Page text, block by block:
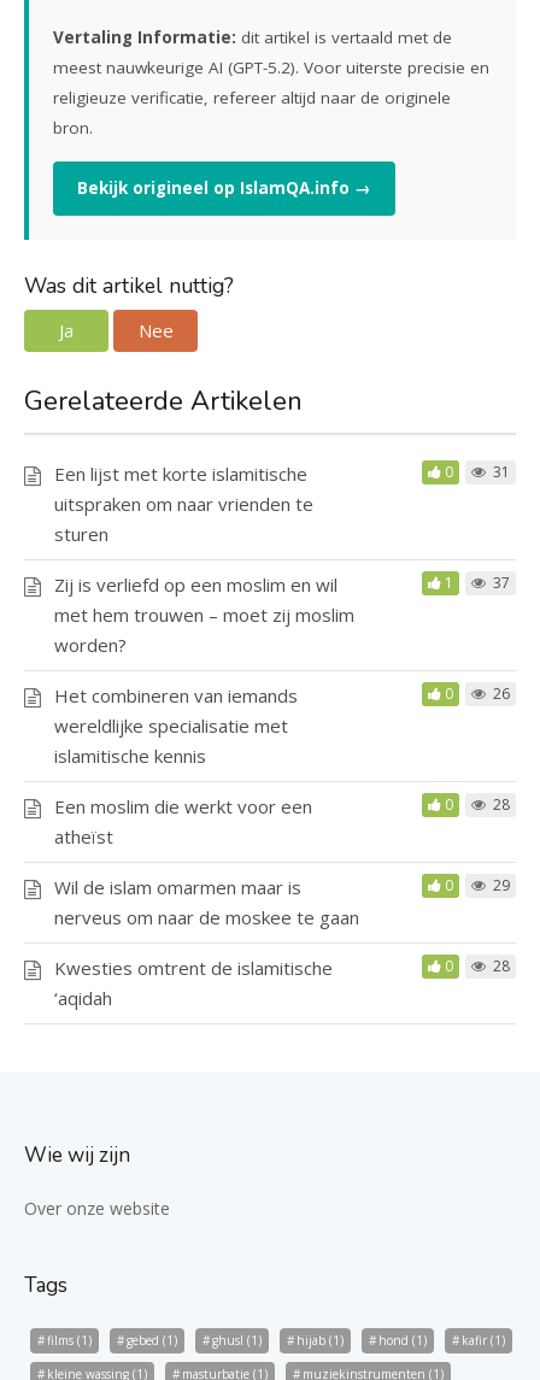
Vertaling Informatie: dit artikel is vertaald met de
meest nauwkeurige AI (GPT-5.2). Voor uiterste precisie en
religieuze verificatie, refereer altijd naar de originele
bron.
Bekijk origineel op IslamQA.info →
Was dit artikel nuttig?
Ja Nee
Gerelateerde Artikelen
Een lijst met korte islamitische
uitspraken om naar vrienden te
sturen
0 31
Zij is verliefd op een moslim en wil
met hem trouwen – moet zij moslim
worden?
1 37
Het combineren van iemands
wereldlijke specialisatie met
islamitische kennis
0 26
Een moslim die werkt voor een
atheïst
0 28
Wil de islam omarmen maar is
nerveus om naar de moskee te gaan
0 29
Kwesties omtrent de islamitische
‘aqidah
0 28
Wie wij zijn
Over onze website
Tags
films (1) gebed (1) ghusl (1) hijab (1) hond (1) kafir (1)
kleine wassing (1) masturbatie (1) muziekinstrumenten (1)